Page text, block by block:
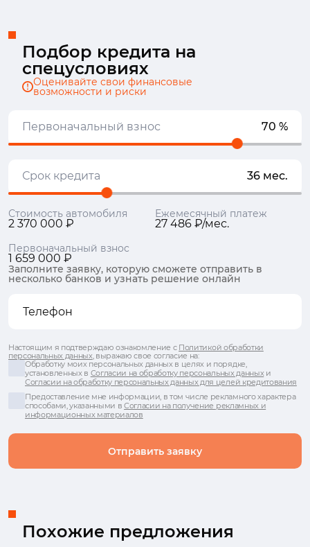
Подбор кредита на
спецусловиях
Оценивайте свои финансовые
возможности и риски
Первоначальный взнос 70 %
Срок кредита 36 мес.
Стоимость автомобиля
2 370 000 ₽
Ежемесячный платеж
27 486 ₽/мес.
Первоначальный взнос
1 659 000 ₽
Заполните заявку, которую сможете отправить в
несколько банков и узнать решение онлайн
Отправить заявку
Настоящим я подтверждаю ознакомление с Политикой обработки
персональных данных, выражаю свое согласие на:
Обработку моих персональных данных в целях и порядке,
установленных в Согласии на обработку персональных данныхи
Согласии на обработку персональных данных для целей кредитования
Предоставление мне информации, в том числе рекламного характера
способами, указанными вСогласии на получение рекламных и
информационных материалов
Похожие предложения